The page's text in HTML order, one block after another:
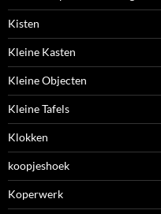
Kisten
Kleine Kasten
Kleine Objecten
Kleine Tafels
Klokken
koopjeshoek
Koperwerk